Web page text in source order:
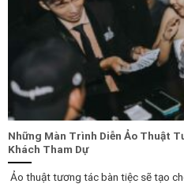
Những Màn Trình Diễn Ảo Thuật
Khách Tham Dự
Ảo thuật tương tác bàn tiệc sẽ tạo